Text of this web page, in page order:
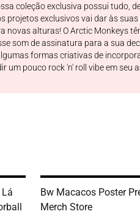
coleção exclusiva possui
exclusivos vai dar às
alturas! O Arctic Monkeys
som de assinatura para a sua
formas criativas de
pouco rock 'n' roll vibe em
Bw Macacos Poster
Merch Store